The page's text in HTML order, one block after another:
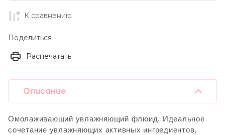
К сравнению
Поделиться
Распечатать
Описание
Омолаживающий увлажняющий флюид. Идеальное
сочетание увлажняющих активных ингредиентов,